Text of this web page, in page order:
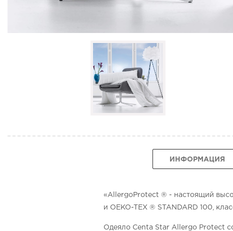
ИНФОРМАЦИЯ
«AllergoProtect ® - настоящий
и OEKO-TEX ® STANDARD 100,
Одеяло Centa Star Allergo Protect